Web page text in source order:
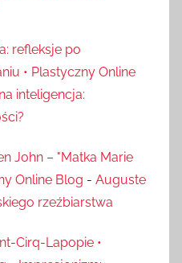
refleksje po
• Plastyczny Online
inteligencja:
John – "Matka Marie
Online Blog - Auguste
rzeźbiarstwa
Cirq-Lapopie •